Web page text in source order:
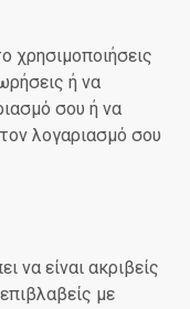
χρησιμοποιήσεις
ή να
σου ή να
λογαριασμό σου
να είναι ακριβείς
με